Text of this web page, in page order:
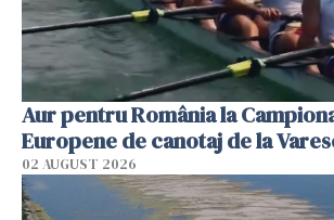
Aur pentru România la
Europene de canotaj de la
02 AUGUST 2026